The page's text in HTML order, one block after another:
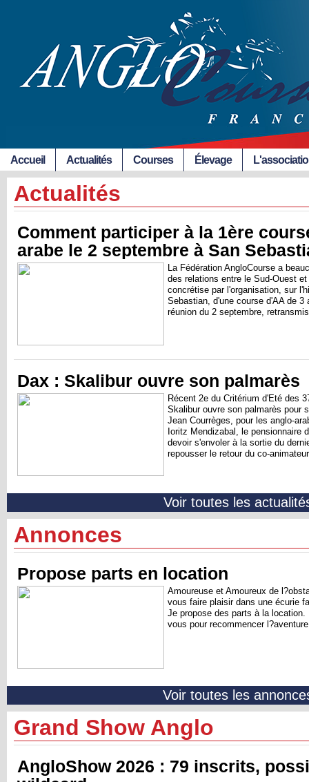
Accueil Actualités Courses Élevage
Actualités
Comment participer à la 1ère
arabe le 2 septembre à San
La Fédération AngloCourse a
des relations entre le Sud-Ouest
concrétise par l'organisation, sur
Sebastian, d'une course d'AA de
réunion du 2 septembre,
Dax : Skalibur ouvre son palmarès
Récent 2e du Critérium d'Eté des
Skalibur ouvre son palmarès pour
Jean Courrèges, pour les anglo-
Ioritz Mendizabal, le pensionnaire
devoir s'envoler à la sortie du
repousser le retour du co-
Voir toutes les
Annonces
Propose parts en location
Amoureuse et Amoureux de
vous faire plaisir dans une écurie
Je propose des parts à la
vous pour recommencer
Voir toutes les
Grand Show Anglo
AngloShow 2026 : 79 inscrits,